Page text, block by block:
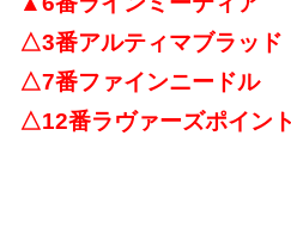
△3番アルティマブラッド
△7番ファインニードル
△12番ラヴァーズポイント